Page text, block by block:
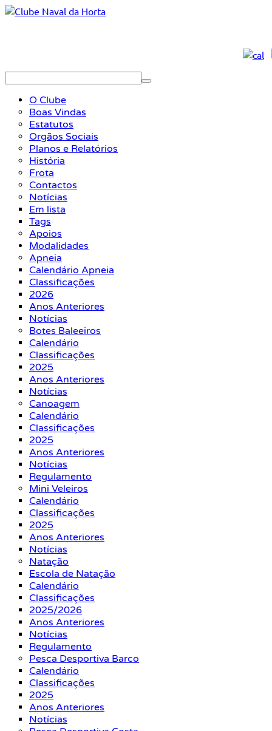
O Clube
Boas Vindas
Estatutos
Orgãos Sociais
Planos e Relatórios
História
Frota
Contactos
Notícias
Em lista
Tags
Apoios
Modalidades
Apneia
Calendário Apneia
Classificações
2026
Anos Anteriores
Notícias
Botes Baleeiros
Calendário
Classificações
2025
Anos Anteriores
Notícias
Canoagem
Calendário
Classificações
2025
Anos Anteriores
Notícias
Regulamento
Mini Veleiros
Calendário
Classificações
2025
Anos Anteriores
Notícias
Natação
Escola de Natação
Calendário
Classificações
2025/2026
Anos Anteriores
Notícias
Regulamento
Pesca Desportiva Barco
Calendário
Classificações
2025
Anos Anteriores
Notícias